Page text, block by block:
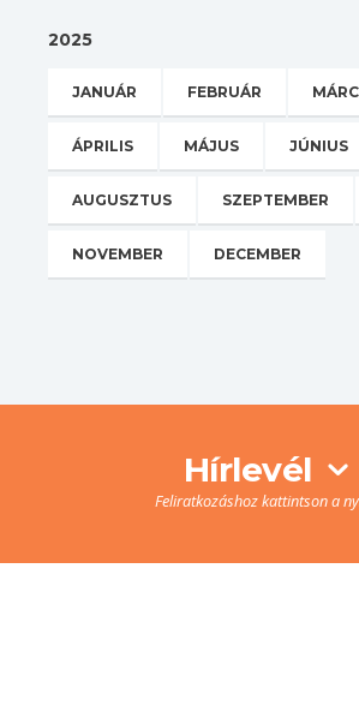
2025
JANUÁR FEBRUÁR
ÁPRILIS MÁJUS JÚNIUS
AUGUSZTUS SZEPTEMBER
NOVEMBER DECEMBER
Hírlevél
Feliratkozáshoz kattintson a